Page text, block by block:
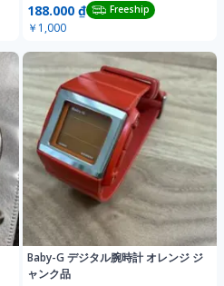
188.000 ₫ Freeship
￥1,000
Baby-G デジタル腕時計 オレンジ ジ
ャンク品